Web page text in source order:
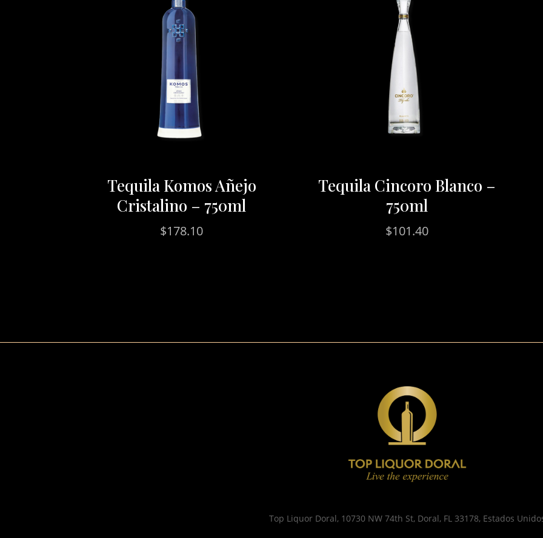
Tequila Komos Añejo
Cristalino – 750ml
$178.10
Tequila Cincoro Blanco –
750ml
$101.40
Top Liquor Doral, 10730 NW 74th St, Doral, FL 33178, Estados